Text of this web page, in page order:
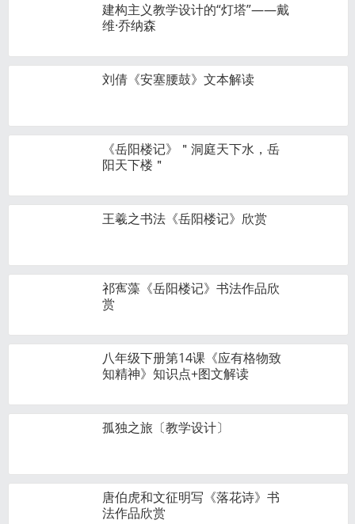
建构主义教学设计的“灯塔”——戴
维·乔纳森
刘倩《安塞腰鼓》文本解读
《岳阳楼记》＂洞庭天下水，岳
阳天下楼＂
王羲之书法《岳阳楼记》欣赏
祁寯藻《岳阳楼记》书法作品欣
赏
八年级下册第14课《应有格物致
知精神》知识点+图文解读
孤独之旅〔教学设计〕
唐伯虎和文征明写《落花诗》书
法作品欣赏